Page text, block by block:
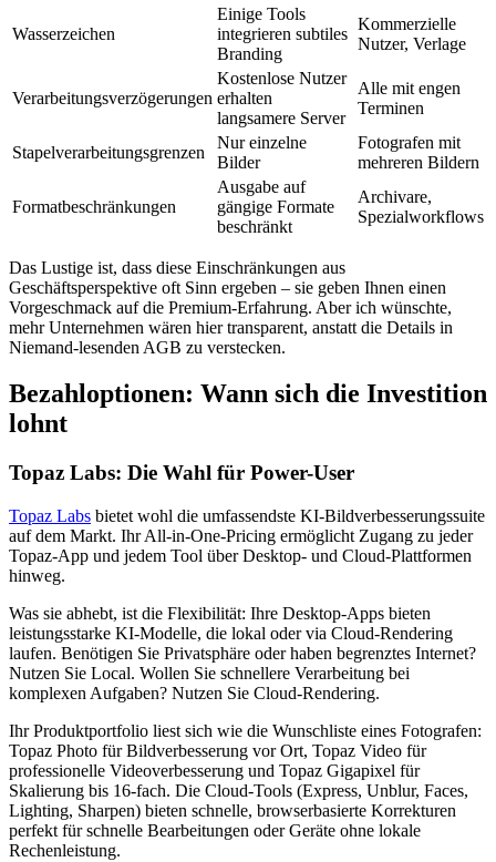
Wasserzeichen
Einige Tools
integrieren subtiles
Branding
Kommerzielle
Nutzer, Verlage
Verarbeitungsverzögerungen
Kostenlose Nutzer
erhalten
langsamere Server
Alle mit engen
Terminen
Stapelverarbeitungsgrenzen
Nur einzelne
Bilder
Fotografen mit
mehreren Bildern
Formatbeschränkungen
Ausgabe auf
gängige Formate
beschränkt
Archivare,
Spezialworkflows
Das Lustige ist, dass diese Einschränkungen aus
Geschäftsperspektive oft Sinn ergeben – sie geben Ihnen einen
Vorgeschmack auf die Premium-Erfahrung. Aber ich wünschte,
mehr Unternehmen wären hier transparent, anstatt die Details in
Niemand-lesenden AGB zu verstecken.
Bezahloptionen: Wann sich die Investition
lohnt
Topaz Labs: Die Wahl für Power-User
Topaz Labs bietet wohl die umfassendste KI-Bildverbesserungssuite
auf dem Markt. Ihr All-in-One-Pricing ermöglicht Zugang zu jeder
Topaz-App und jedem Tool über Desktop- und Cloud-Plattformen
hinweg.
Was sie abhebt, ist die Flexibilität: Ihre Desktop-Apps bieten
leistungsstarke KI-Modelle, die lokal oder via Cloud-Rendering
laufen. Benötigen Sie Privatsphäre oder haben begrenztes Internet?
Nutzen Sie Local. Wollen Sie schnellere Verarbeitung bei
komplexen Aufgaben? Nutzen Sie Cloud-Rendering.
Ihr Produktportfolio liest sich wie die Wunschliste eines Fotografen:
Topaz Photo für Bildverbesserung vor Ort, Topaz Video für
professionelle Videoverbesserung und Topaz Gigapixel für
Skalierung bis 16-fach. Die Cloud-Tools (Express, Unblur, Faces,
Lighting, Sharpen) bieten schnelle, browserbasierte Korrekturen
perfekt für schnelle Bearbeitungen oder Geräte ohne lokale
Rechenleistung.